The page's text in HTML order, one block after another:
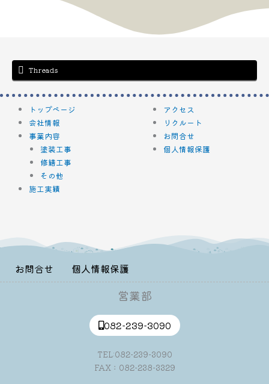
Threads
トップページ
会社情報
事業内容
塗装工事
修繕工事
その他
施工実績
アクセス
リクルート
お問合せ
個人情報保護
お問合せ 個人情報保護
営業部
082-239-3090
TEL:082-239-3090
FAX：082-238-3329